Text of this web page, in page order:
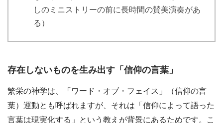
しのミニストリーの前に長時間の賛美演奏があ
る）
存在しないものを生み出す「信仰の言葉」
繁栄の神学は、「ワード・オブ・フェイス」（信仰の言
葉）運動とも呼ばれますが、それは「信仰によって語った
言葉は現実化する」という教えが背景にあるためです。こ